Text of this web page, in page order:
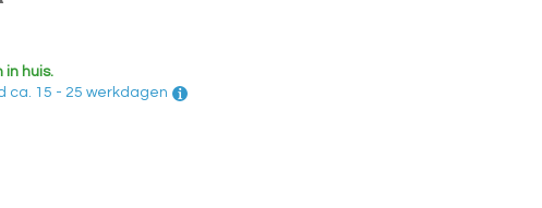
in huis.
ca. 15 - 25 werkdagen